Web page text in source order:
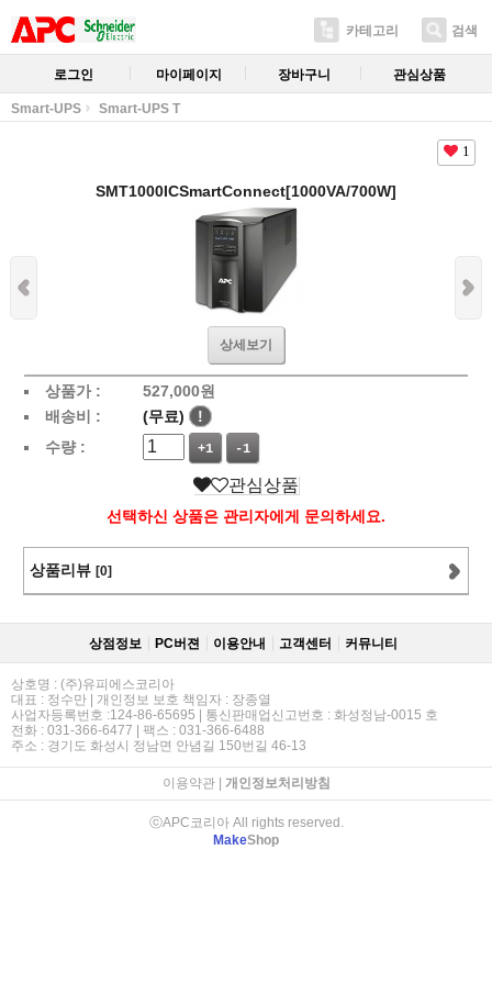
카테고리 검색
로그인 마이페이지 장바구니 관심상품
Smart-UPS Smart-UPS T
1
SMT1000ICSmartConnect[1000VA/700W]
상세보기
상품가 : 527,000원
배송비 :
(무료)
!
수량 :
+1 -1
관심상품
선택하신 상품은 관리자에게 문의하세요.
상품리뷰 [0]
상점정보 PC버젼 이용안내 고객센터 커뮤니티
상호명 : (주)유피에스코리아
대표 : 정수만 | 개인정보 보호 책임자 : 장종열
사업자등록번호 :124-86-65695 | 통신판매업신고번호 : 화성정남-0015 호
전화 : 031-366-6477 | 팩스 : 031-366-6488
주소 : 경기도 화성시 정남면 안념길 150번길 46-13
이용약관| 개인정보처리방침
ⓒAPC코리아 All rights reserved.
MakeShop